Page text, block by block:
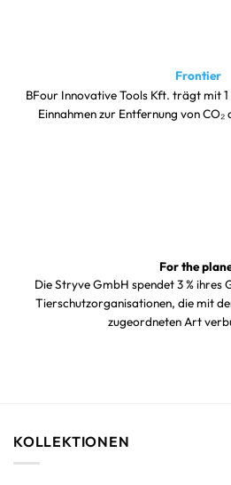
Frontier
BFour Innovative Tools Kft. trägt mit
Einnahmen zur Entfernung von
For the
Die Stryve GmbH spendet 3 % ihres
Tierschutzorganisationen, die mit
zugeordneten Art
KOLLEKTIONEN